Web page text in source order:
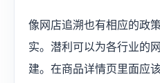
像网店追溯也有相应的政
实。潜利可以为各行业的
建。在商品详情页里面应